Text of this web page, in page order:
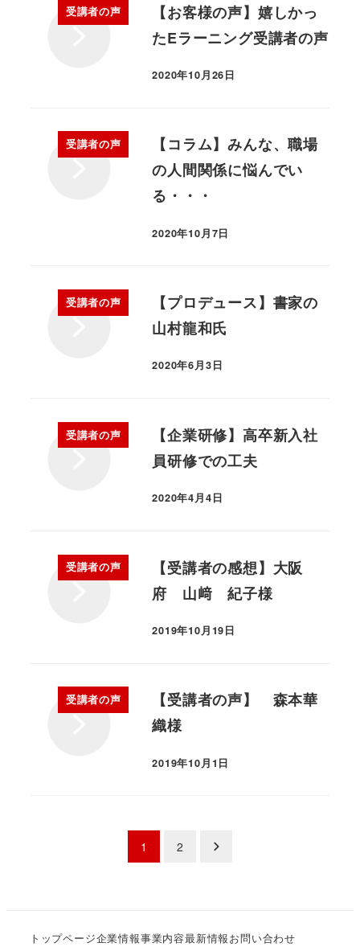
受講者の声
【お客様の声】嬉しかっ
たEラーニング受講者の声
2020年10月26日
受講者の声
【コラム】みんな、職場
の人間関係に悩んでい
る・・・
2020年10月7日
受講者の声
【プロデュース】書家の
山村龍和氏
2020年6月3日
受講者の声
【企業研修】高卒新入社
員研修での工夫
2020年4月4日
受講者の声
【受講者の感想】大阪
府 山﨑 紀子様
2019年10月19日
受講者の声
【受講者の声】 森本華
織様
2019年10月1日
1 2
トップページ企業情報事業内容最新情報お問い合わせ